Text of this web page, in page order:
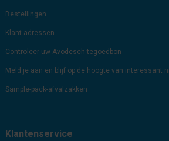
Bestellingen
Klant adressen
Controleer uw Avodesch tegoedbon
Meld je aan en blijf op de hoogte van interessant
Sample-pack-afvalzakken
Klantenservice